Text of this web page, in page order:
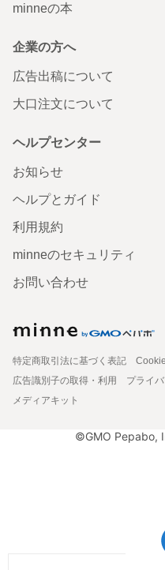
minneの本
企業の方へ
広告出稿について
大口注文について
ヘルプセンター
お知らせ
ヘルプとガイド
利用規約
minneのセキュリティ
お問い合わせ
特定商取引法に基づく表記
広告識別子の取得・利用
プライ
メディアキット
©GMO Pepabo,